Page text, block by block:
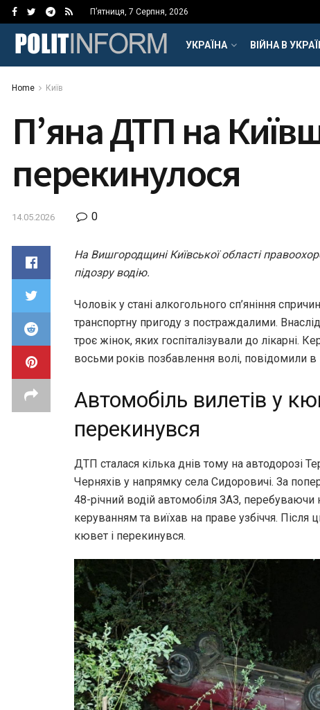
П’ятниця, 7 Серпня, 2026
УКРАЇНА ВІЙНА В
Home Київ
П’яна ДТП на
перекинулося
14.05.2026 0
На Вишгородщині Київської області
підозру водію.
Чоловік у стані алкогольного сп’яніння
транспортну пригоду з постраждалими.
троє жінок, яких госпіталізували до лікарні.
восьми років позбавлення волі, повідомили в
Автомобіль вилетів у
перекинувся
ДТП сталася кілька днів тому на автодорозі
Черняхів у напрямку села Сидоровичі. За
48-річний водій автомобіля ЗАЗ, перебуваючи
керуванням та виїхав на праве узбіччя. Після
кювет і перекинувся.